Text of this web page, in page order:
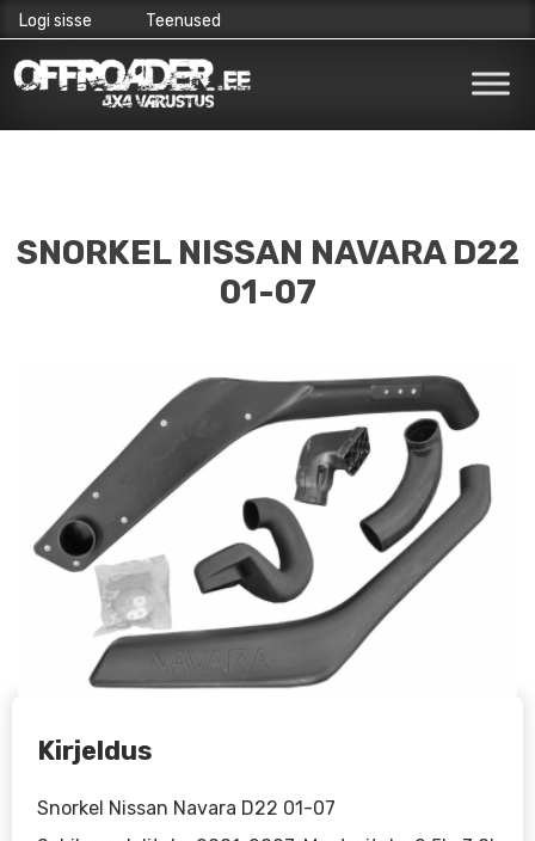
to
Logi sisse Teenused
SNORKEL NISSAN NAVARA D22
01-07
Kirjeldus
Snorkel Nissan Navara D22 01-07